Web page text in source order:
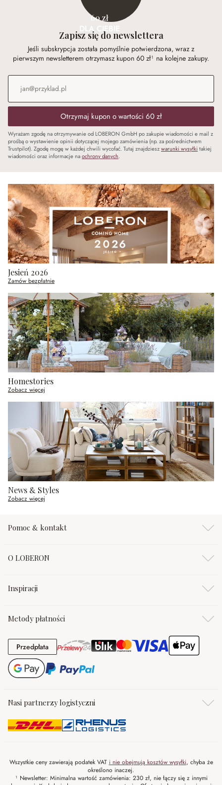
60 zł
DLA CIEBIE
Zapisz się do newslettera
Jeśli subskrypcja została pomyślnie potwierdzona, wraz z
pierwszym newsletterem otrzymasz kupon 60 zł¹ na kolejne zakupy.
Adres e-mail
Otrzymaj kupon o wartości 60 zł
Wyrażam zgodę na otrzymywanie od LOBERON GmbH po zakupie wiadomości e mail z
prośbą o wystawienie opinii dotyczącej mojego zamówienia (np. za pośrednictwem
Trustpilot). Zgodę mogę w każdej chwili wycofać. Tutaj znajdzieszwarunki wysyłki takiej
wiadomości oraz informacje naochrony danych.
Jesień 2026
Zamów bezpłatnie
Homestories
Zobacz więcej
News & Styles
Zobacz więcej
Pomoc & kontakt
O LOBERON
Inspiracji
Metody płatności
PrzedpłataPrzedpłata
Nasi partnerzy logistyczni
Wszystkie ceny zawierają podatek VAT i nie obejmują kosztów wysyłki, chyba że
określono inaczej.
¹ Newsletter: Minimalna wartość zamówienia: 230 zł, nie łączy się z innymi